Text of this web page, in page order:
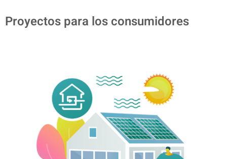
Proyectos para los consumidores